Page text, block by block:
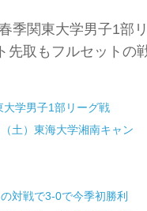
季関東大学男子1部
取もフルセットの
大学男子1部リーグ戦
土）東海大学湘南キャン
対戦で3-0で今季初勝利